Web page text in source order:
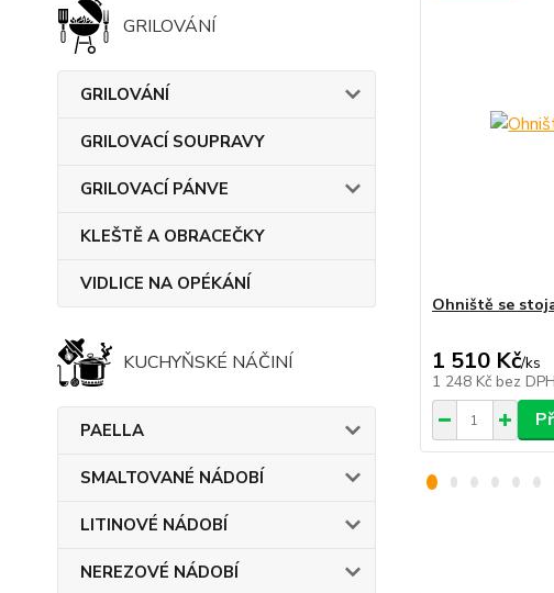
GRILOVÁNÍ
GRILOVÁNÍ
GRILOVACÍ SOUPRAVY
GRILOVACÍ PÁNVE
KLEŠTĚ A OBRACEČKY
VIDLICE NA OPÉKÁNÍ
KUCHYŇSKÉ NÁČINÍ
PAELLA
SMALTOVANÉ NÁDOBÍ
LITINOVÉ NÁDOBÍ
NEREZOVÉ NÁDOBÍ
Ohniště se
1 510 Kč/ks
1 248 Kč bez DPH